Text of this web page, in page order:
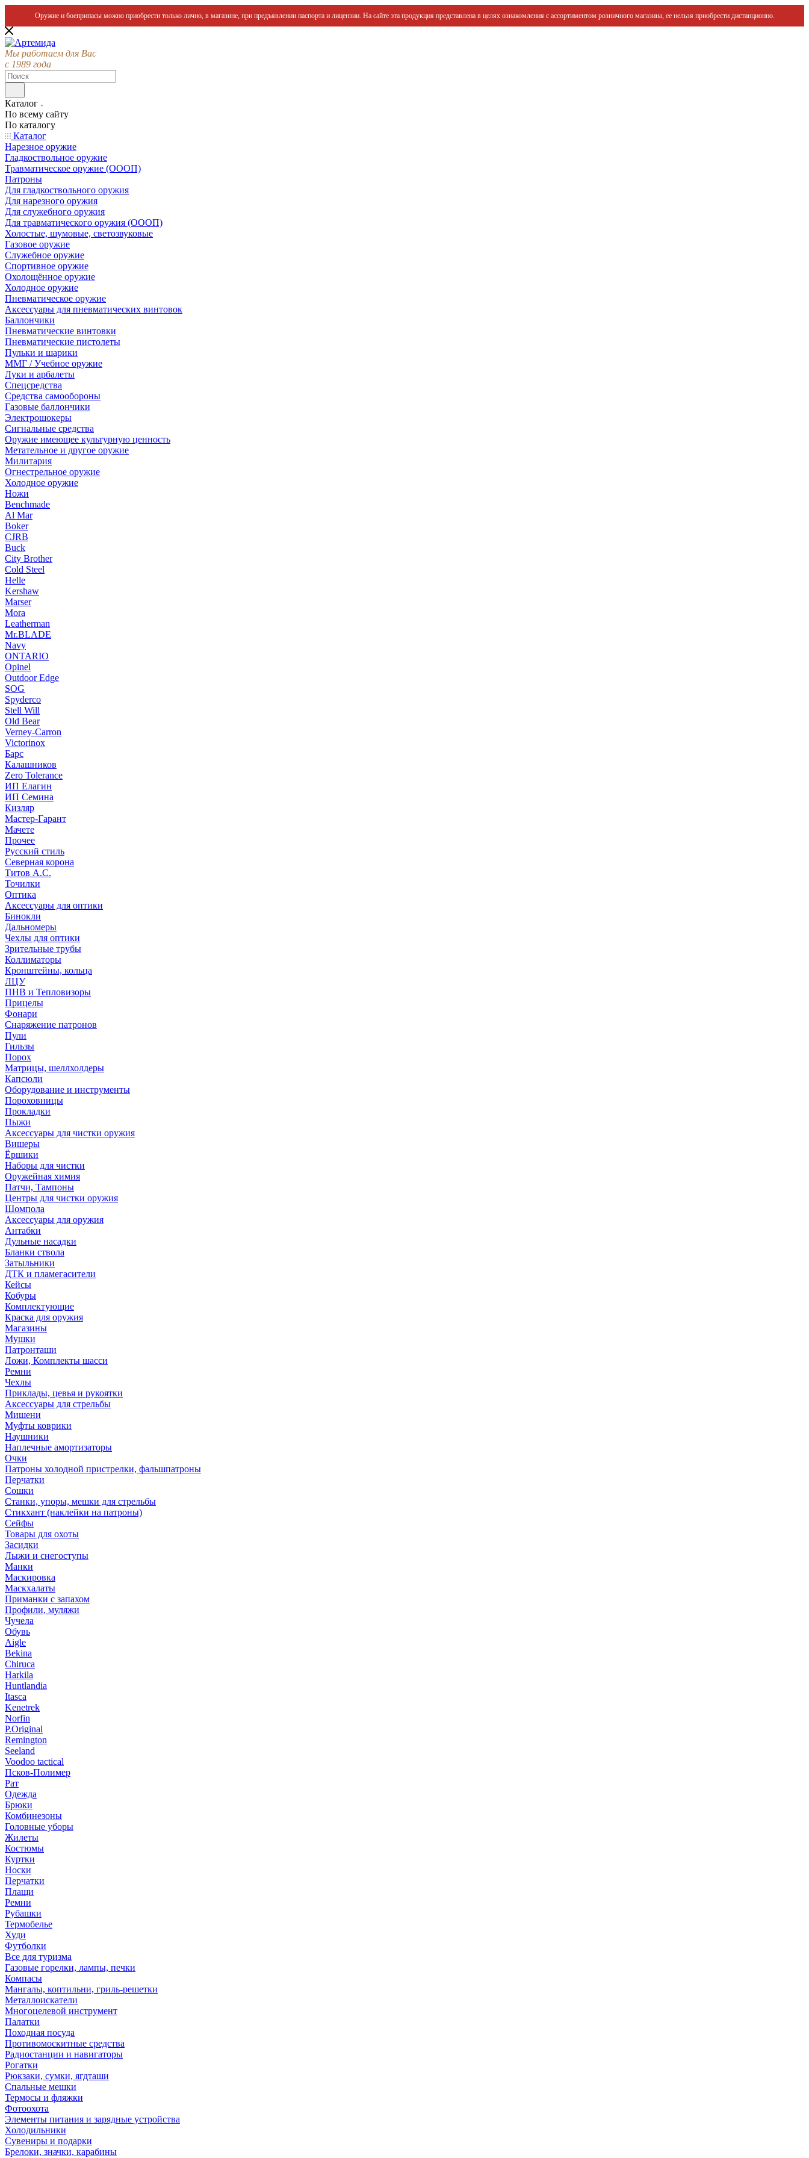
Оружие и боеприпасы можно приобрести только лично, в магазине, при предъявлении паспорта и лицензии. На сайте эта продукция представлена в целях ознакомления с ассортиментом розничного магазина, ее нельзя приобрести дистанционно.
Мы работаем для Вас
с 1989 года
Каталог
По всему сайту
По каталогу
Каталог
Нарезное оружие
Гладкоствольное оружие
Травматическое оружие (ОООП)
Патроны
Для гладкоствольного оружия
Для нарезного оружия
Для служебного оружия
Для травматического оружия (ОООП)
Холостые, шумовые, светозвуковые
Газовое оружие
Служебное оружие
Спортивное оружие
Охолощённое оружие
Холодное оружие
Пневматическое оружие
Аксессуары для пневматических винтовок
Баллончики
Пневматические винтовки
Пневматические пистолеты
Пульки и шарики
ММГ / Учебное оружие
Луки и арбалеты
Спецсредства
Средства самообороны
Газовые баллончики
Электрошокеры
Сигнальные средства
Оружие имеющее культурную ценность
Метательное и другое оружие
Милитария
Огнестрельное оружие
Холодное оружие
Ножи
Benchmade
Al Mar
Boker
CJRB
Buck
City Brother
Cold Steel
Helle
Kershaw
Marser
Mora
Leatherman
Mr.BLADE
Navy
ONTARIO
Opinel
Outdoor Edge
SOG
Spyderco
Stell Will
Old Bear
Verney-Carron
Victorinox
Барс
Калашников
Zero Tolerance
ИП Елагин
ИП Семина
Кизляр
Мастер-Гарант
Мачете
Прочее
Русский стиль
Северная корона
Титов А.С.
Точилки
Оптика
Аксессуары для оптики
Бинокли
Дальномеры
Чехлы для оптики
Зрительные трубы
Коллиматоры
Кронштейны, кольца
ЛЦУ
ПНВ и Тепловизоры
Прицелы
Фонари
Снаряжение патронов
Пули
Гильзы
Порох
Матрицы, шеллхолдеры
Капсюли
Оборудование и инструменты
Пороховницы
Прокладки
Пыжи
Аксессуары для чистки оружия
Вишеры
Ёршики
Наборы для чистки
Оружейная химия
Патчи, Тампоны
Центры для чистки оружия
Шомпола
Аксессуары для оружия
Антабки
Дульные насадки
Бланки ствола
Затыльники
ДТК и пламегасители
Кейсы
Кобуры
Комплектующие
Краска для оружия
Магазины
Мушки
Патронташи
Ложи, Комплекты шасси
Ремни
Чехлы
Приклады, цевья и рукоятки
Аксессуары для стрельбы
Мишени
Муфты коврики
Наушники
Наплечные амортизаторы
Очки
Патроны холодной пристрелки, фальшпатроны
Перчатки
Сошки
Станки, упоры, мешки для стрельбы
Стикхант (наклейки на патроны)
Сейфы
Товары для охоты
Засидки
Лыжи и снегоступы
Манки
Маскировка
Маскхалаты
Приманки с запахом
Профили, муляжи
Чучела
Обувь
Aigle
Bekina
Chiruсa
Harkila
Huntlandia
Itasca
Kenetrek
Norfin
P.Original
Remington
Seeland
Voodoo tactical
Псков-Полимер
Рат
Одежда
Брюки
Комбинезоны
Головные уборы
Жилеты
Костюмы
Куртки
Носки
Перчатки
Плащи
Ремни
Рубашки
Термобелье
Худи
Футболки
Все для туризма
Газовые горелки, лампы, печки
Компасы
Мангалы, коптильни, гриль-решетки
Металлоискатели
Многоцелевой инструмент
Палатки
Походная посуда
Противомоскитные средства
Радиостанции и навигаторы
Рогатки
Рюкзаки, сумки, ягдташи
Спальные мешки
Термосы и фляжки
Фотоохота
Элементы питания и зарядные устройства
Холодильники
Сувениры и подарки
Брелоки, значки, карабины